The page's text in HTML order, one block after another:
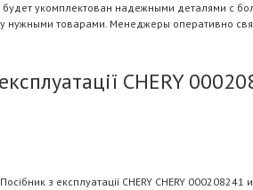
укомплектован надежными деталями с
товарами. Менеджеры оперативно
CHERY
з експлуатації CHERY CHERY